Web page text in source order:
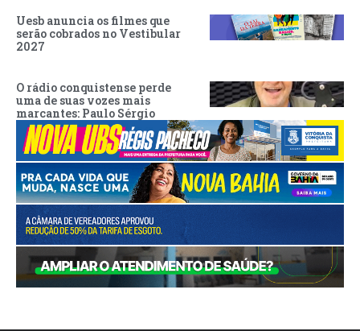
Uesb anuncia os filmes que
serão cobrados no Vestibular
2027
O rádio conquistense perde
uma de suas vozes mais
marcantes: Paulo Sérgio